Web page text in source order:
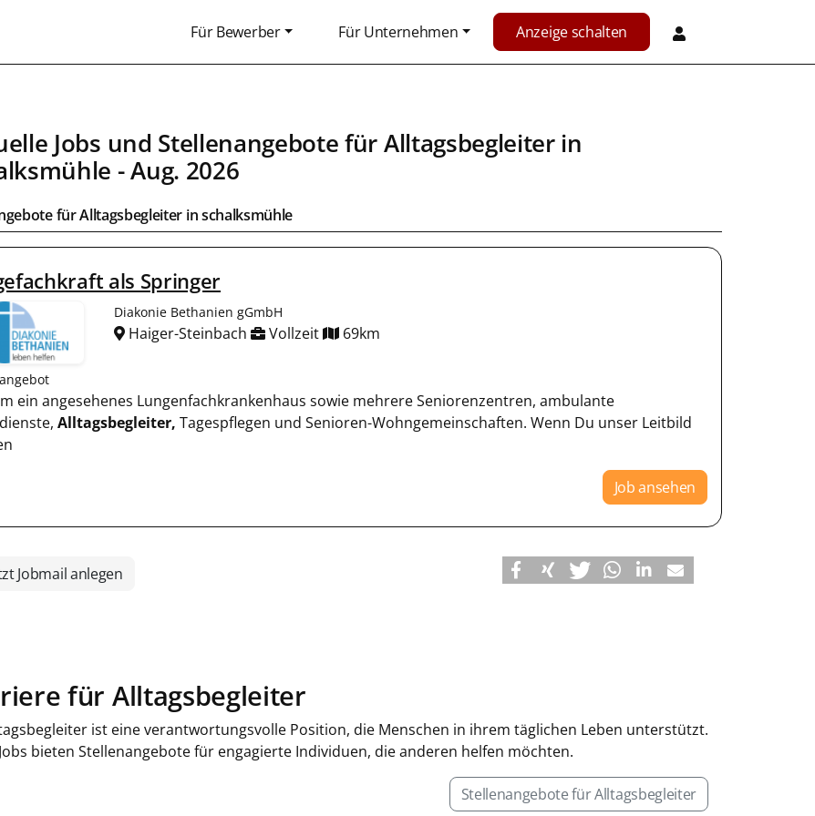
Für Bewerber Für Unternehmen Anzeige schalten
Jobs und Stellenangebote für Alltagsbegleiterin
- Aug. 2026
fürAlltagsbegleiter inschalksmühle
als Springer
Diakonie Bethanien gGmbH
Haiger-Steinbach Vollzeit 69km
ein angesehenes Lungenfachkrankenhaus sowie mehrere Seniorenzentren, ambulante
Alltagsbegleiter, Tagespflegen und Senioren-Wohngemeinschaften. Wenn Du unser Leitbild
Job ansehen
Jobmail anlegen
für Alltagsbegleiter
ist eine verantwortungsvolle Position, die Menschen in ihrem täglichen Leben unterstützt.
bieten Stellenangebote für engagierte Individuen, die anderen helfen möchten.
Stellenangebote für Alltagsbegleiter